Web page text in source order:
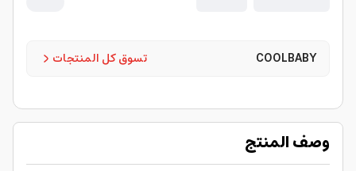
تسوق كل المنتجات COOLBABY
وصف المنتج